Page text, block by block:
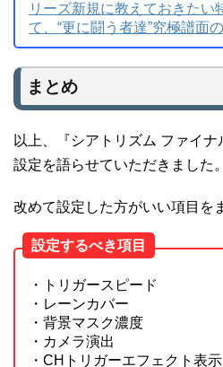
リーズ新規に教えておきたい
て、“更に闘う者達”究極譜面
まとめ
以上、『シアトリズム ファイ
設定を語らせていただきました。
改めて設定した方がいい項目を
設定するべき項目
・トリガースピード
・レーンカバー
・背景マスク濃度
・カメラ演出
・CHトリガーエフェクト表示